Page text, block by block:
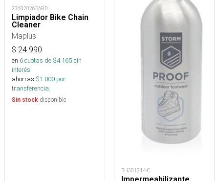
23682026BARB
Limpiador Bike Chain
Cleaner
Maplus
$ 24.990
en 6cuotas de $4.165sin
interés
ahorras $1.000 por
transferencia.
Sin stock disponible
BH301214-C